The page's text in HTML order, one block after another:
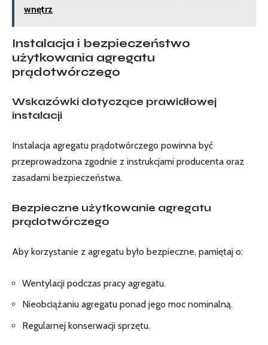
wnętrz
Instalacja i bezpieczeństwo
użytkowania agregatu
prądotwórczego
Wskazówki dotyczące prawidłowej
instalacji
Instalacja agregatu prądotwórczego powinna być
przeprowadzona zgodnie z instrukcjami producenta oraz
zasadami bezpieczeństwa.
Bezpieczne użytkowanie agregatu
prądotwórczego
Aby korzystanie z agregatu było bezpieczne, pamiętaj o:
Wentylacji podczas pracy agregatu.
Nieobciążaniu agregatu ponad jego moc nominalną.
Regularnej konserwacji sprzętu.